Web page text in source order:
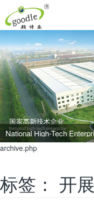
Tech Enterprise
archive.php
标签： 开展